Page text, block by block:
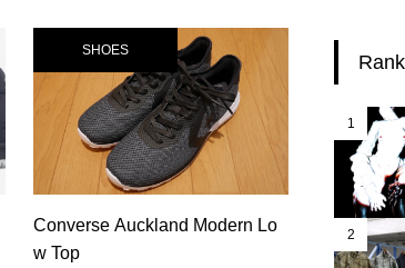
SHOES
Converse Auckland Modern Lo
w Top
1
2